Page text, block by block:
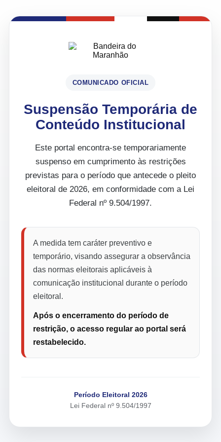
COMUNICADO OFICIAL
Suspensão Temporária de
Conteúdo Institucional
Este portal encontra-se temporariamente
suspenso em cumprimento às restrições
previstas para o período que antecede o pleito
eleitoral de 2026, em conformidade com a Lei
Federal nº 9.504/1997.
A medida tem caráter preventivo e
temporário, visando assegurar a observância
das normas eleitorais aplicáveis à
comunicação institucional durante o período
eleitoral.
Após o encerramento do período de
restrição, o acesso regular ao portal será
restabelecido.
Período Eleitoral 2026
Lei Federal nº 9.504/1997